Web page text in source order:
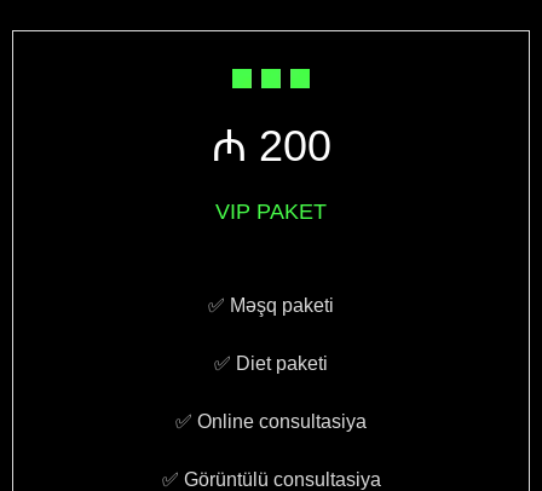
₼ 200
VIP PAKET
✅ Məşq paketi
✅ Diet paketi
✅ Online consultasiya
✅ Görüntülü consultasiya